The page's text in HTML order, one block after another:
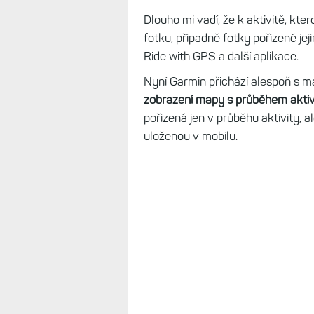
Dlouho mi vadí, že k aktivitě,
fotku, případně fotky pořízené
Ride with GPS a další aplikace.
Nyní Garmin přichází alespoň s
zobrazení mapy s průběhem
pořízená jen v průběhu aktivity,
uloženou v mobilu.